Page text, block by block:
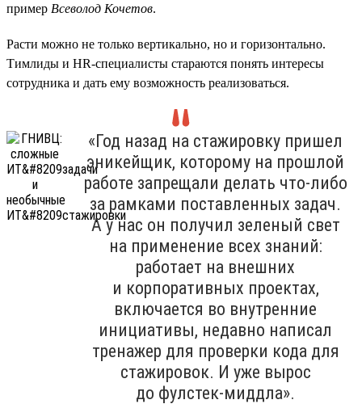
пример Всеволод Кочетов.
Расти можно не только вертикально, но и горизонтально.
Тимлиды и HR-специалисты стараются понять интересы
сотрудника и дать ему возможность реализоваться.
«Год назад на стажировку пришел
эникейщик, которому на прошлой
работе запрещали делать что-либо
за рамками поставленных задач.
А у нас он получил зеленый свет
на применение всех знаний:
работает на внешних
и корпоративных проектах,
включается во внутренние
инициативы, недавно написал
тренажер для проверки кода для
стажировок. И уже вырос
до фулстек-миддла».